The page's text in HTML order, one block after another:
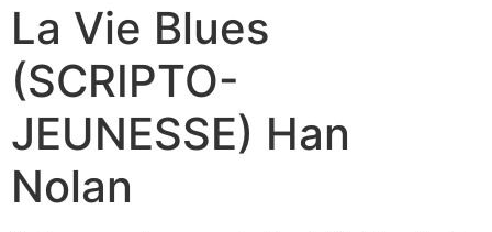
La Vie Blues
(SCRIPTO-
JEUNESSE) Han
Nolan